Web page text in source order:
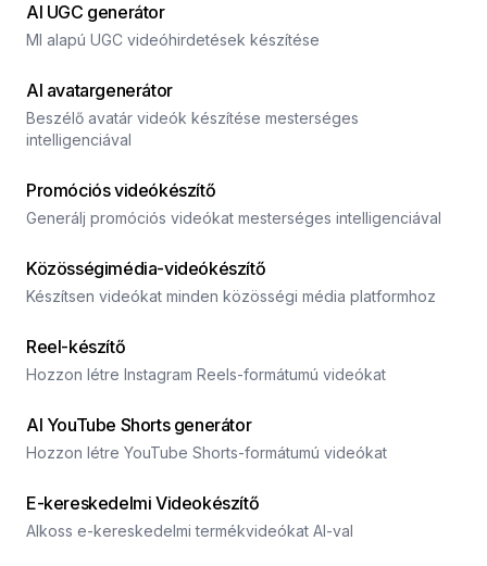
AI UGC generátor
MI alapú UGC videóhirdetések készítése
AI avatargenerátor
Beszélő avatár videók készítése mesterséges
intelligenciával
Promóciós videókészítő
Generálj promóciós videókat mesterséges intelligenciával
Közösségimédia-videókészítő
Készítsen videókat minden közösségi média platformhoz
Reel-készítő
Hozzon létre Instagram Reels-formátumú videókat
AI YouTube Shorts generátor
Hozzon létre YouTube Shorts-formátumú videókat
E-kereskedelmi Videokészítő
Alkoss e-kereskedelmi termékvideókat AI-val